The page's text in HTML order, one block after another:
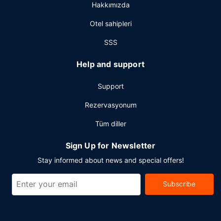
ve 24 saat açık resepsiyon mevcuttur. (ücretli) otopark
Hakkımızda
Otel sahipleri
SSS
Help and support
Support
Rezervasyonum
Tüm diller
Sign Up for Newsletter
Stay informed about news and special offers!
Subscribe